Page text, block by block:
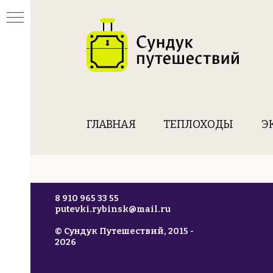
ГЛАВНАЯ ТЕПЛОХОДЫ
8 910 965 33 55
putevki.rybinsk@mail.ru
© Сундук Путешествий, 2015 -
2026